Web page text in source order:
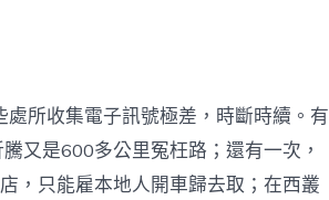
處所收集電子訊號極差，時斷時續。有
又是600多公里冤枉路；還有一次，
，只能雇本地人開車歸去取；在西叢